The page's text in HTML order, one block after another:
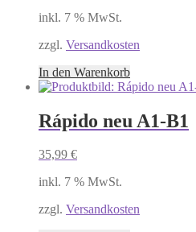
inkl. 7 % MwSt.
zzgl. Versandkosten
In den Warenkorb
Rápido neu A1-B1
35,99 €
inkl. 7 % MwSt.
zzgl. Versandkosten